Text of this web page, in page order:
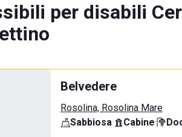
per disabili
Belvedere
Rosolina, Rosolina Mare
Sabbiosa· Cabine·